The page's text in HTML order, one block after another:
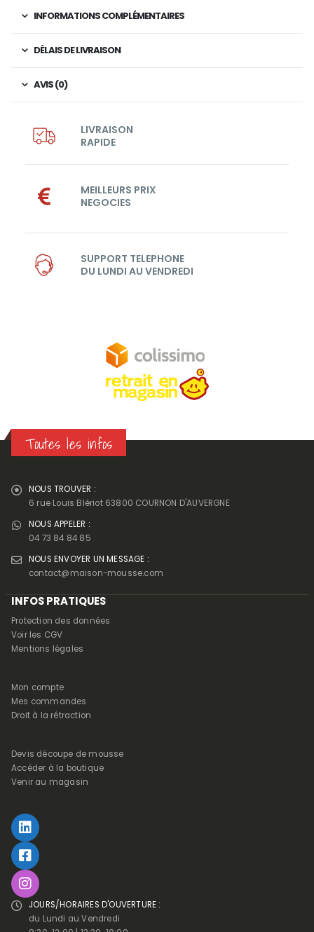
INFORMATIONS COMPLÉMENTAIRES
DÉLAIS DE LIVRAISON
AVIS (0)
LIVRAISON
RAPIDE
MEILLEURS PRIX
NEGOCIES
SUPPORT TELEPHONE
DU LUNDI AU VENDREDI
Toutes les infos
NOUS TROUVER :
6 rue Louis Blériot 63800 COURNON D'AUVERGNE
NOUS APPELER :
04 73 84 84 85
NOUS ENVOYER UN MESSAGE :
contact@maison-mousse.com
INFOS PRATIQUES
Protection des données
Voir les CGV
Mentions légales
Mon compte
Mes commandes
Droit à la rétraction
Devis découpe de mousse
Accéder à la boutique
Venir au magasin
JOURS/HORAIRES D'OUVERTURE :
du Lundi au Vendredi